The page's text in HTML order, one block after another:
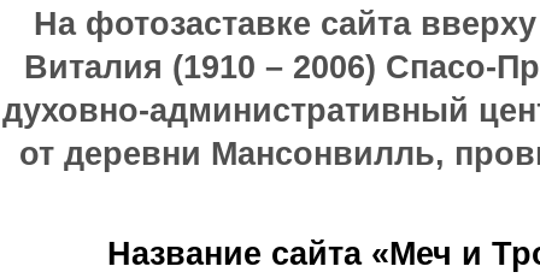
На фотозаставке сайта
Виталия (1910 – 2006) Спасо-
духовно-административный
от деревни Мансонвилль,
Название сайта «Меч и